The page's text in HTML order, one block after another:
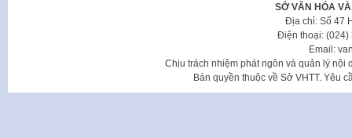
SỞ VĂN HÓA
Địa chỉ: Số 47
Điện thoại: (024)
Email:
Chịu trách nhiệm phát ngôn và quản lý nội
Bản quyền thuộc về Sở VHTT. Yêu